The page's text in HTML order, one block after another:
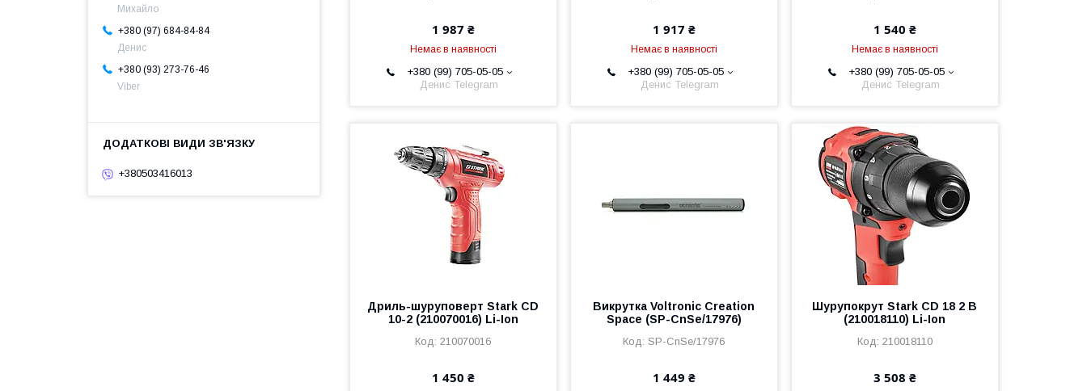
1 987 ₴
Немає в наявності
+380 (99) 705-05-05
Денис Telegram
1 917 ₴
Немає в наявності
+380 (99) 705-05-05
Денис Telegram
1 540 ₴
Немає в наявності
+380 (99) 705-05-05
Денис Telegram
Дриль-шуруповерт Stark CD
10-2 (210070016) Li-Ion
210070016
1 450 ₴
Викрутка Voltronic Creation
Space (SP-CnSe/17976)
SP-CnSe/17976
1 449 ₴
Шурупокрут Stark CD 18 2 B
(210018110) Li-Ion
210018110
3 508 ₴
Михайло
+380 (97) 684-84-84
Денис
+380 (93) 273-76-46
Viber
+380503416013